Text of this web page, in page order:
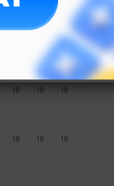
18
18 18 18
18 18 18